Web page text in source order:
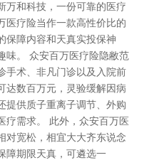
万和科技，一份可靠的医疗
医疗险当作一款高性价比的
保障内容和天真实投保神
味。 众安百万医疗险隐敝范
手术、非凡门诊以及入院前
达数百万元，灵验缓解因病
提供质子重离子调节、外购
疗需求。 此外，众安百万医
对宽松，相宜大大齐东说念
障期限天真，可遴选一